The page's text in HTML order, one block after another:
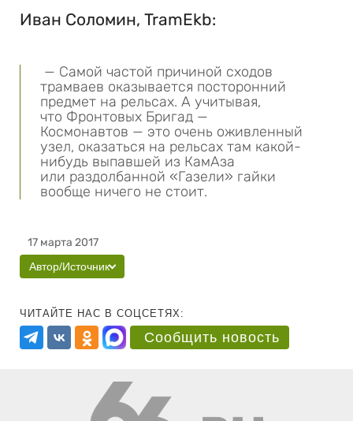
Иван Соломин, TramEkb:
— Самой частой причиной сходов
трамваев оказывается посторонний
предмет на рельсах. А учитывая,
что Фронтовых Бригад —
Космонавтов — это очень оживленный
узел, оказаться на рельсах там какой-
нибудь выпавшей из КамАза
или раздолбанной «Газели» гайки
вообще ничего не стоит.
17 марта 2017
Автор/Источник
ЧИТАЙТЕ НАС В СОЦСЕТЯХ:
Сообщить новость